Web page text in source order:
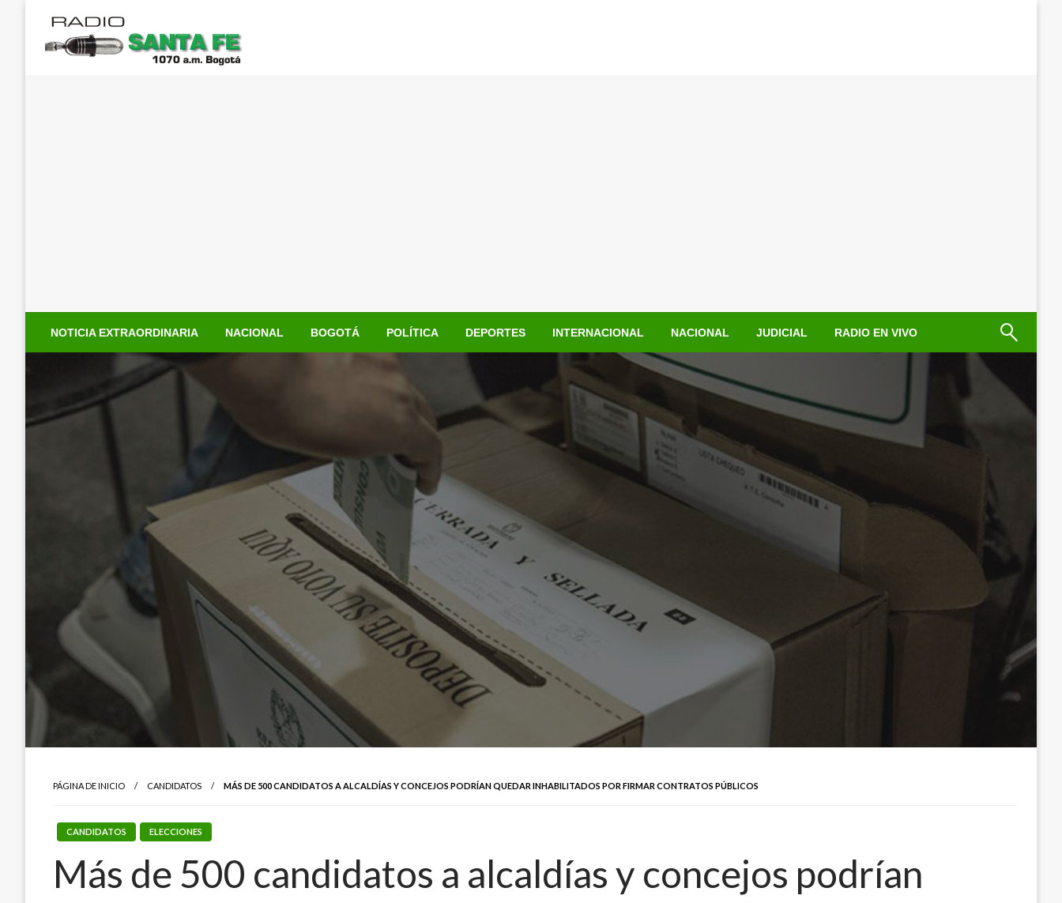
contenido
NOTICIA EXTRAORDINARIA NACIONAL BOGOTÁ POLÍTICA DEPORTES INTERNACIONAL NACIONAL JUDICIAL RADIO EN VIVO
PÁGINA DE INICIO CANDIDATOS MÁS DE 500 CANDIDATOS A ALCALDÍAS Y CONCEJOS PODRÍAN QUEDAR INHABILITADOS POR FIRMAR CONTRATOS PÚBLICOS
CANDIDATOS ELECCIONES
Más de 500 candidatos a alcaldías y concejos podrían